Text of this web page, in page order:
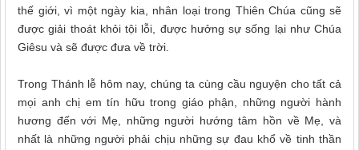
thế giới, vì một ngày kia, nhân loại trong Thiên Chúa cũng sẽ
được giải thoát khỏi tội lỗi, được hưởng sự sống lại như Chúa
Giêsu và sẽ được đưa về trời.
Trong Thánh lễ hôm nay, chúng ta cùng cầu nguyện cho tất cả
mọi anh chị em tín hữu trong giáo phận, những người hành
hương đến với Mẹ, những người hướng tâm hồn về Mẹ, và
nhất là những người phải chịu những sự đau khổ về tinh thần